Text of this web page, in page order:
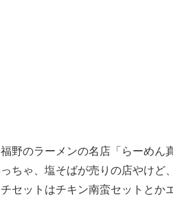
野のラーメンの名店「らーめん
っちゃ、塩そばが売りの店やけ
セットはチキン南蛮セットとか